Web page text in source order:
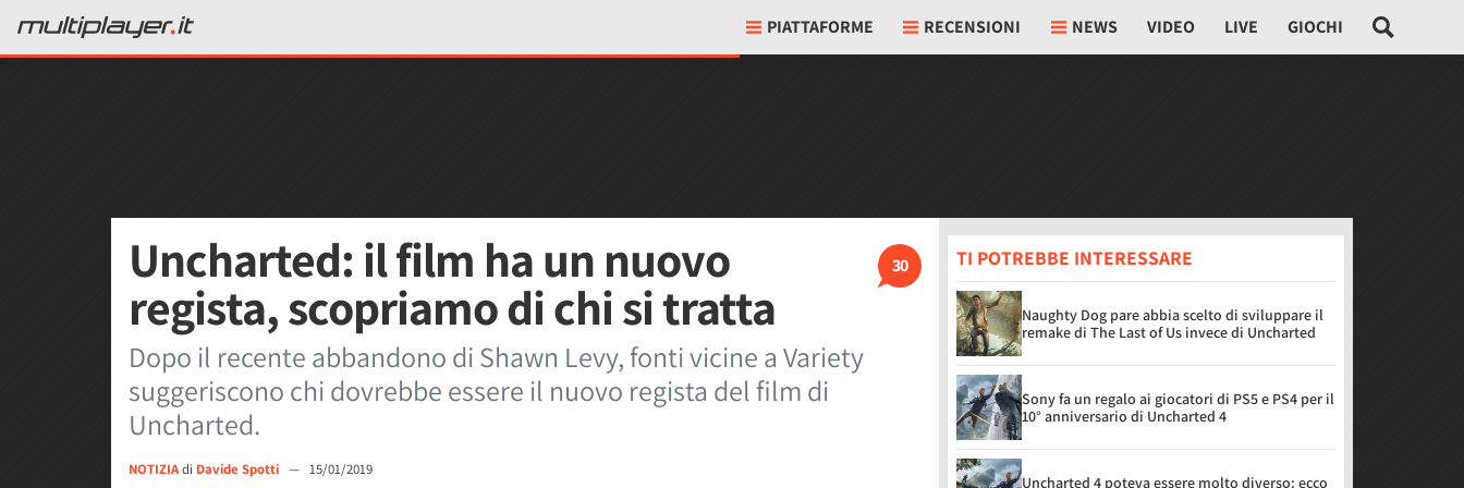
PIATTAFORME RECENSIONI NEWS VIDEO LIVE GIOCHI
30
Uncharted: il film ha un nuovo
regista, scopriamo di chi si tratta
Dopo il recente abbandono di Shawn Levy, fonti vicine a Variety
suggeriscono chi dovrebbe essere il nuovo regista del film di
Uncharted.
NOTIZIAdi Davide Spotti — 15/01/2019
TI POTREBBE INTERESSARE
Naughty Dog pare abbia scelto di sviluppare il
remake di The Last of Us invece di Uncharted
Sony fa un regalo ai giocatori di PS5 e PS4 per il
10° anniversario di Uncharted 4
Uncharted 4 poteva essere molto diverso: ecco